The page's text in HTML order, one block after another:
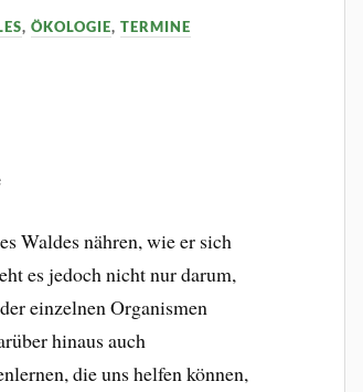
,ÖKOLOGIE,TERMINE
Waldes nähren, wie er sich
es jedoch nicht nur darum,
einzelnen Organismen
hinaus auch
die uns helfen können,